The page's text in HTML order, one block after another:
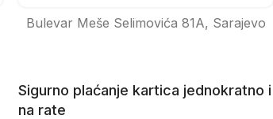
Bulevar Meše Selimovića 81A, Sarajevo
Sigurno plaćanje kartica jednokratno i
na rate